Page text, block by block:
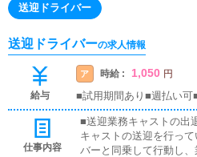
送迎ドライバー
送迎ドライバーの求人情報
給与
ア 時給 : 1,050 円
■試用期間あり■週払い可
仕事内容
■送迎業務キャストの出
キャストの送迎を行っ
バーと同乗して行動し、